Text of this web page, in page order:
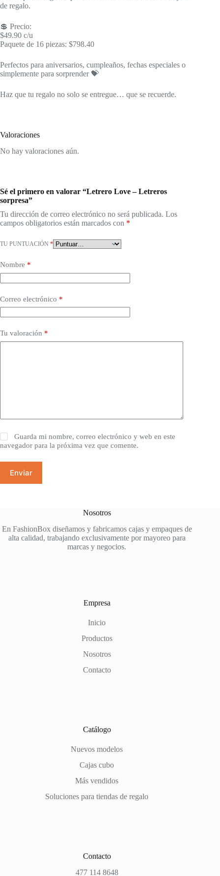
de regalo.
💲 Precio:
$49.90 c/u
Paquete de 16 piezas: $798.40
Perfectos para aniversarios, cumpleaños, fechas especiales o
simplemente para sorprender 💝
Haz que tu regalo no solo se entregue… que se recuerde.
Valoraciones
No hay valoraciones aún.
Sé el primero en valorar “Letrero Love – Letreros
sorpresa”
Tu dirección de correo electrónico no será publicada. Los
campos obligatorios están marcados con *
TU PUNTUACIÓN *
Nombre *
Correo electrónico *
Tu valoración *
Guarda mi nombre, correo electrónico y web en este
navegador para la próxima vez que comente.
Enviar
Nosotros
En FashionBox diseñamos y fabricamos cajas y empaques de
alta calidad, trabajando exclusivamente por mayoreo para
marcas y negocios.
Empresa
Inicio
Productos
Nosotros
Contacto
Catálogo
Nuevos modelos
Cajas cubo
Más vendidos
Soluciones para tiendas de regalo
Contacto
477 114 8648